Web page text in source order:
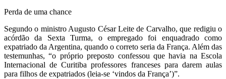
Perda de uma chance
Segundo o ministro Augusto César Leite de Carvalho, que redigiu o
acórdão da Sexta Turma, o empregado foi enquadrado como
expatriado da Argentina, quando o correto seria da França. Além das
testemunhas, “o próprio preposto confessou que havia na Escola
Internacional de Curitiba professores franceses para darem aulas
para filhos de expatriados (leia-se ‘vindos da França’)”.